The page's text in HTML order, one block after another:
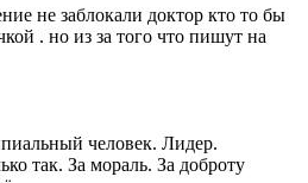
не заблокали доктор кто то бы
. но из за того что пишут на
человек. Лидер.
так. За мораль. За доброту